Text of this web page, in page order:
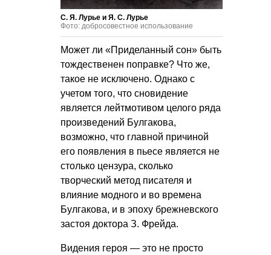
С. Я. Лурье и Я. С. Лурье
Фото: добросовестное использование
Может ли «Приделанный сон» быть
тождественен поправке? Что же,
такое не исключено. Однако с
учетом того, что сновидение
является лейтмотивом целого ряда
произведений Булгакова,
возможно, что главной причиной
его появления в пьесе является не
столько цензура, сколько
творческий метод писателя и
влияние модного и во времена
Булгакова, и в эпоху брежневского
застоя доктора З. Фрейда.
Видения героя — это не просто